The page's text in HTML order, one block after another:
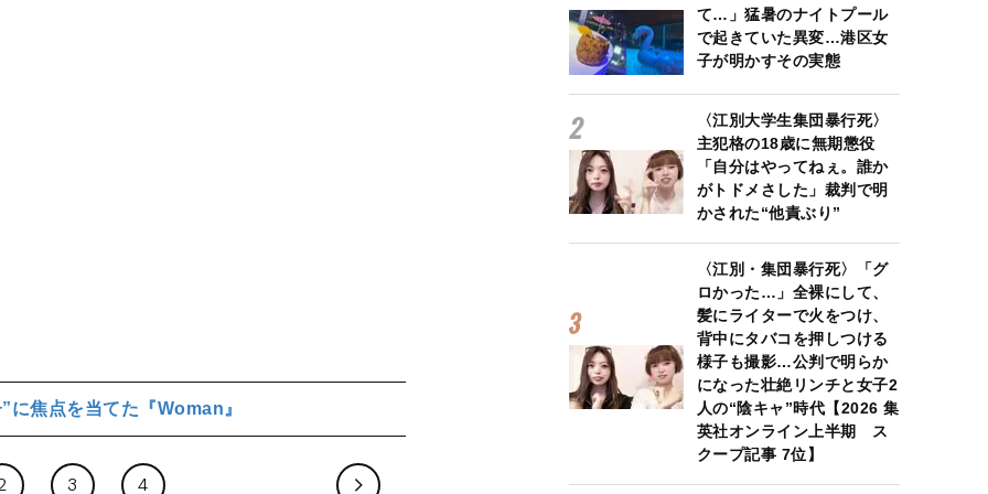
に焦点を当てた『Woman』
3 4
て…」猛暑のナイトプール
で起きていた異変…港区女
子が明かすその実態
〈江別大学生集団暴行死〉
主犯格の18歳に無期懲役
「自分はやってねぇ。誰か
がトドメさした」裁判で明
かされた“他責ぶり”
〈江別・集団暴行死〉「グ
ロかった…」全裸にして、
髪にライターで火をつけ、
背中にタバコを押しつける
様子も撮影…公判で明らか
になった壮絶リンチと女子2
人の“陰キャ”時代【2026 集
英社オンライン上半期 ス
クープ記事 7位】